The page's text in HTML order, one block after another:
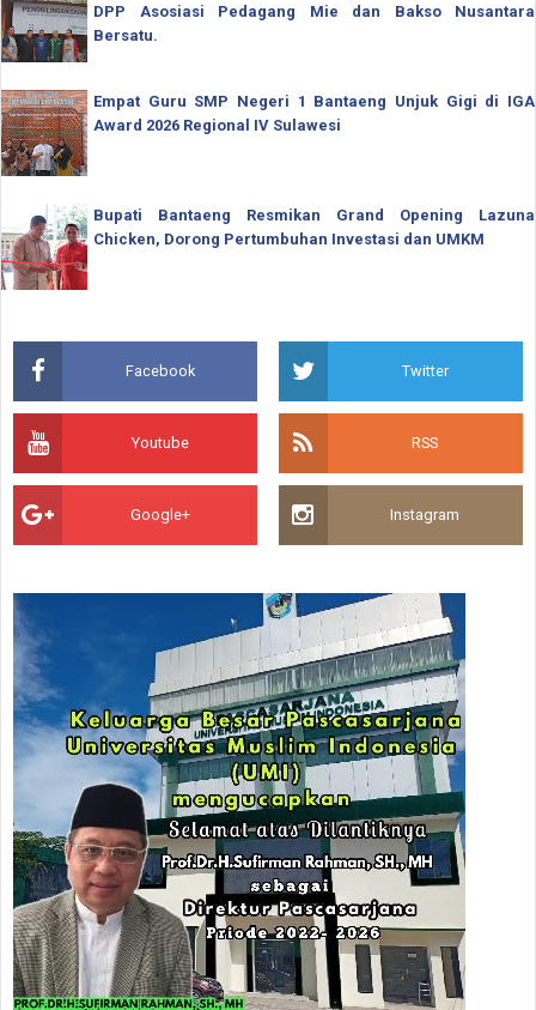
DPP Asosiasi Pedagang Mie dan Bakso Nusantara
Bersatu.
Empat Guru SMP Negeri 1 Bantaeng Unjuk Gigi di IGA
Award 2026 Regional IV Sulawesi
Bupati Bantaeng Resmikan Grand Opening Lazuna
Chicken, Dorong Pertumbuhan Investasi dan UMKM
Facebook Twitter
Youtube RSS
Google+ Instagram